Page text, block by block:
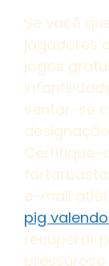
Se você
jogadores
jogos
sentar-se
Certifique-
e-mail
pig
recuperar